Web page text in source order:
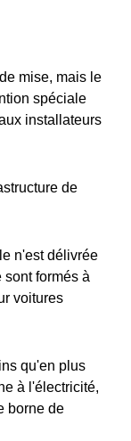
mise, mais le
spéciale
installateurs
de
n'est délivrée
formés à
voitures
qu'en plus
à l'électricité,
borne de